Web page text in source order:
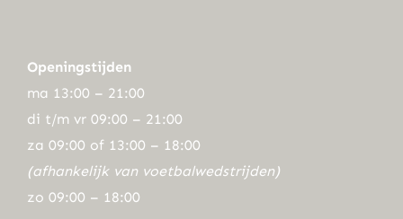
Openingstijden
ma 13:00 – 21:00
di t/m vr 09:00 – 21:00
za 09:00 of 13:00 – 18:00
(afhankelijk van voetbalwedstrijden)
zo 09:00 – 18:00